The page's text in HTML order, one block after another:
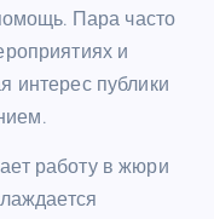
Пара часто
и
интерес публики
работу в жюри